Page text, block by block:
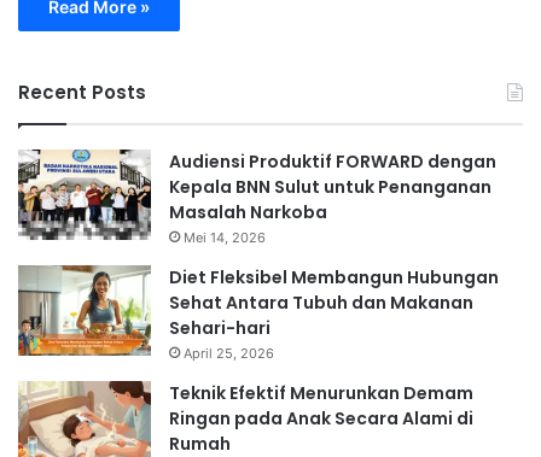
Read More »
Recent Posts
Audiensi Produktif FORWARD dengan
Kepala BNN Sulut untuk Penanganan
Masalah Narkoba
Mei 14, 2026
Diet Fleksibel Membangun Hubungan
Sehat Antara Tubuh dan Makanan
Sehari-hari
April 25, 2026
Teknik Efektif Menurunkan Demam
Ringan pada Anak Secara Alami di
Rumah